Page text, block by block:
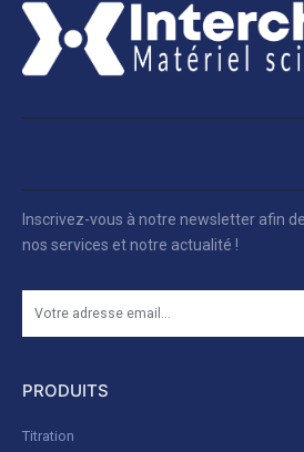
Inscrivez-vous à notre newsletter afin
nos services et notre actualité !
PRODUITS
Titration